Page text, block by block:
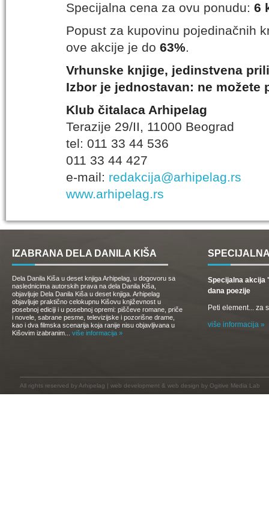
Specijalna cena za ovu ponudu: 6
Popust za kupovinu pojedinačnih
ove akcije je do 63%.
Vrhunske knjige, jedinstvena
Izbor je jednostavan: ne možete
Klub čitalaca Arhipelag
Terazije 29/II, 11000 Beograd
tel: 011 33 44 536
011 33 44 427
e-mail: redakcija@arhipelag.rs
www.arhipelag.rs
IZABRANA DELA DANILA KIŠA
Dela Danila Kiša u deset knjiga Arhipelag, u dogovoru sa
naslednicima autorskih prava na dela Danila Kiša,
objavljuje Dela Danila Kiša u deset knjiga. Arhipelag
objavljuje praktično celokupnu Kišovu književnost u
posebnoj ediciji i u posebnoj opremi: piščeve romane, priče
i novele, sabrane pesme, televizijske i pozorišne drame,
kao i dva filmska scenarija koja ranije nisu objavljivana u
Kišovim izabranim... više informacija »
Specijalna akcija
dana poezije
Peti element... za
više informacija »
All rights reserved by Arhipelag | web development & web design by Ogitive Media Lab